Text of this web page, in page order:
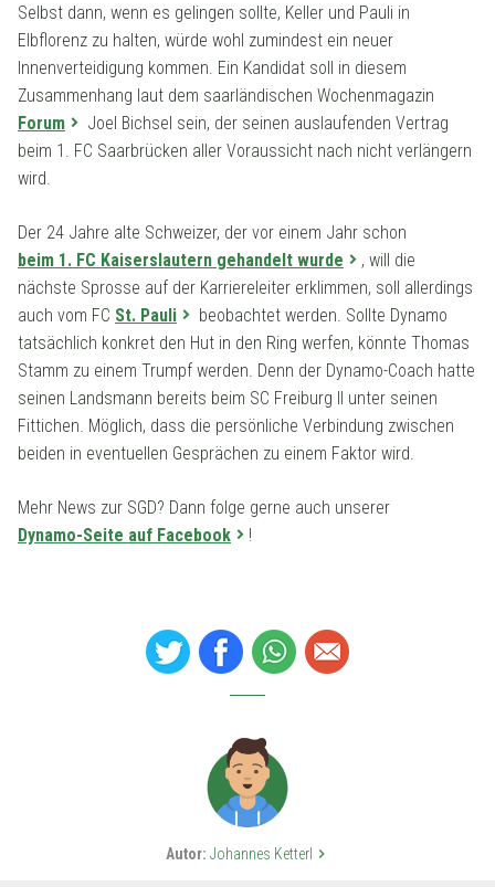
Selbst dann, wenn es gelingen sollte, Keller und Pauli in
Elbflorenz zu halten, würde wohl zumindest ein neuer
Innenverteidigung kommen. Ein Kandidat soll in diesem
Zusammenhang laut dem saarländischen Wochenmagazin
Forum
Joel Bichsel sein, der seinen auslaufenden Vertrag
beim 1. FC Saarbrücken aller Voraussicht nach nicht verlängern
wird.
Der 24 Jahre alte Schweizer, der vor einem Jahr schon
beim 1. FC Kaiserslautern gehandelt wurde
, will die
nächste Sprosse auf der Karriereleiter erklimmen, soll allerdings
auch vom FC St. Pauli
beobachtet werden. Sollte Dynamo
tatsächlich konkret den Hut in den Ring werfen, könnte Thomas
Stamm zu einem Trumpf werden. Denn der Dynamo-Coach hatte
seinen Landsmann bereits beim SC Freiburg II unter seinen
Fittichen. Möglich, dass die persönliche Verbindung zwischen
beiden in eventuellen Gesprächen zu einem Faktor wird.
Mehr News zur SGD? Dann folge gerne auch unserer
Dynamo-Seite auf Facebook
!
Autor: Johannes Ketterl keyboard_arrow_right